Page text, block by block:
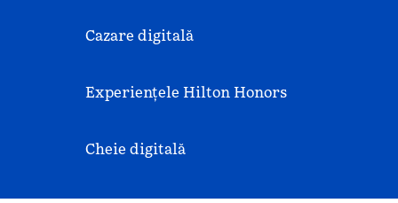
Cazare digitală
Experiențele Hilton Honors
Cheie digitală